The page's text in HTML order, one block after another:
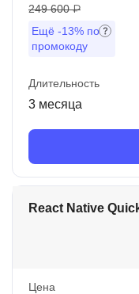
249 600 ₽
Ещё -13% по
промокоду
Длительность
3 месяца
React Native
Цена
Рейтинг онлайн-